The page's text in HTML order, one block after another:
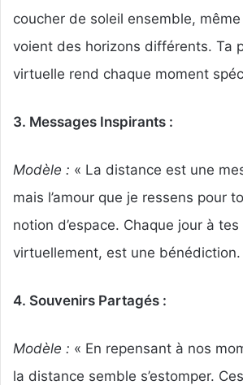
coucher de soleil ensemble,
voient des horizons différents. Ta
virtuelle rend chaque moment
3. Messages Inspirants :
Modèle : « La distance est une
mais l’amour que je ressens pour
notion d’espace. Chaque jour à
virtuellement, est une bénédiction.
4. Souvenirs Partagés :
Modèle : « En repensant à nos
la distance semble s’estomper.